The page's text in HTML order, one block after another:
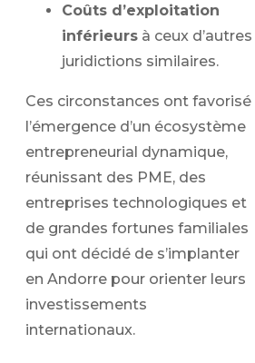
Coûts d’exploitation
inférieurs à ceux d’autres
juridictions similaires.
Ces circonstances ont favorisé
l’émergence d’un écosystème
entrepreneurial dynamique,
réunissant des PME, des
entreprises technologiques et
de grandes fortunes familiales
qui ont décidé de s’implanter
en Andorre pour orienter leurs
investissements
internationaux.